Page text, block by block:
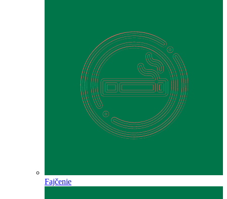
Fajčenie